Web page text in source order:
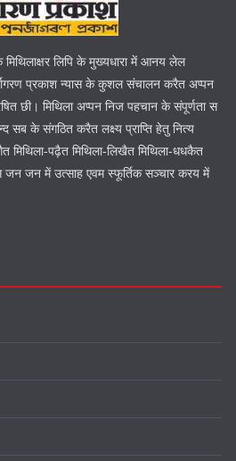
लिपि के मुख्यधारा में आनय लेल
प्रकाश न्यास के कुशल संचालन करैत अप्पन
छी। मिथिला अप्पन निज पहचान के संपूर्णता स
सब के संगठित करैत लक्ष्य प्राप्ति हेतु नित्य
पढ़ैत मिथिला-लिखैत मिथिला-धधकैत
जन जन में उत्साह एवम स्फूर्तिक सञ्चार करय में